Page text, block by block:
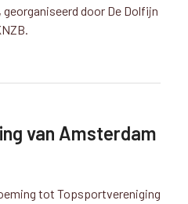
door De Dolfijn
van Amsterdam
tot Topsportvereniging